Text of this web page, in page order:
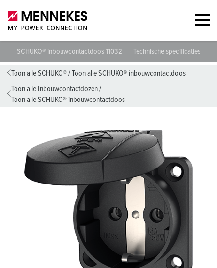
SCHUKO® inbouwcontactdoos 11032 Technische specificaties
Toon alle SCHUKO®/Toon alle SCHUKO® inbouwcontactdoos
Toon alle Inbouwcontactdozen/
Toon alle SCHUKO® inbouwcontactdoos